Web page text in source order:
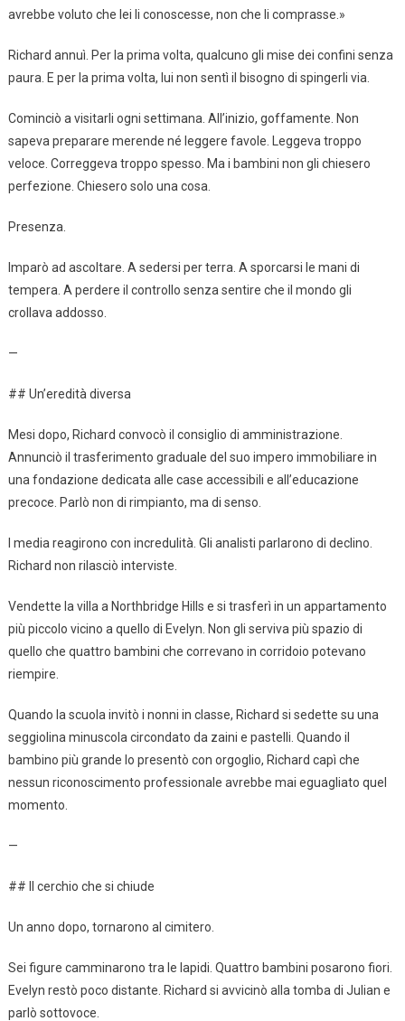
avrebbe voluto che lei li conoscesse, non che li comprasse.»
Richard annuì. Per la prima volta, qualcuno gli mise dei confini senza
paura. E per la prima volta, lui non sentì il bisogno di spingerli via.
Cominciò a visitarli ogni settimana. All’inizio, goffamente. Non
sapeva preparare merende né leggere favole. Leggeva troppo
veloce. Correggeva troppo spesso. Ma i bambini non gli chiesero
perfezione. Chiesero solo una cosa.
Presenza.
Imparò ad ascoltare. A sedersi per terra. A sporcarsi le mani di
tempera. A perdere il controllo senza sentire che il mondo gli
crollava addosso.
—
## Un’eredità diversa
Mesi dopo, Richard convocò il consiglio di amministrazione.
Annunciò il trasferimento graduale del suo impero immobiliare in
una fondazione dedicata alle case accessibili e all’educazione
precoce. Parlò non di rimpianto, ma di senso.
I media reagirono con incredulità. Gli analisti parlarono di declino.
Richard non rilasciò interviste.
Vendette la villa a Northbridge Hills e si trasferì in un appartamento
più piccolo vicino a quello di Evelyn. Non gli serviva più spazio di
quello che quattro bambini che correvano in corridoio potevano
riempire.
Quando la scuola invitò i nonni in classe, Richard si sedette su una
seggiolina minuscola circondato da zaini e pastelli. Quando il
bambino più grande lo presentò con orgoglio, Richard capì che
nessun riconoscimento professionale avrebbe mai eguagliato quel
momento.
—
## Il cerchio che si chiude
Un anno dopo, tornarono al cimitero.
Sei figure camminarono tra le lapidi. Quattro bambini posarono fiori.
Evelyn restò poco distante. Richard si avvicinò alla tomba di Julian e
parlò sottovoce.